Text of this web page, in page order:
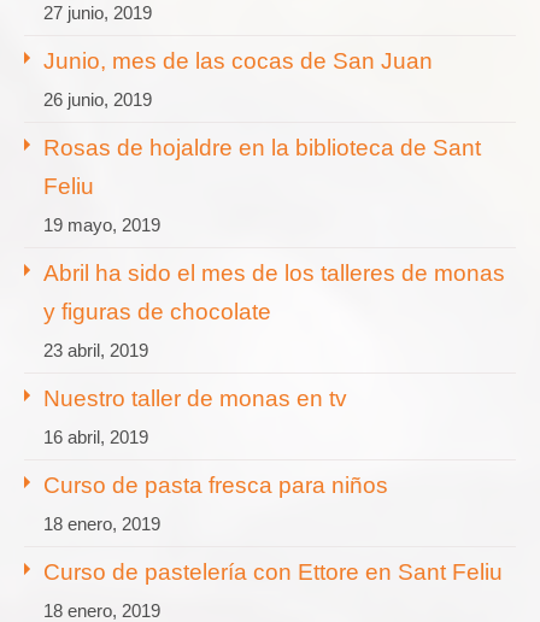
27 junio, 2019
Junio, mes de las cocas de San Juan
26 junio, 2019
Rosas de hojaldre en la biblioteca de Sant
Feliu
19 mayo, 2019
Abril ha sido el mes de los talleres de monas
y figuras de chocolate
23 abril, 2019
Nuestro taller de monas en tv
16 abril, 2019
Curso de pasta fresca para niños
18 enero, 2019
Curso de pastelería con Ettore en Sant Feliu
18 enero, 2019